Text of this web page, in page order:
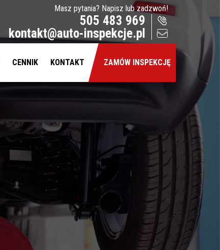
Masz pytania? Napisz lub zadzwoń!
505 483 969
kontakt@auto-inspekcje.pl
CENNIK KONTAKT ZAMÓW INSPEKCJĘ